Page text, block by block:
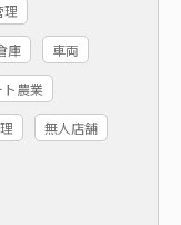
理
庫 車両
ト農業
無人店舗